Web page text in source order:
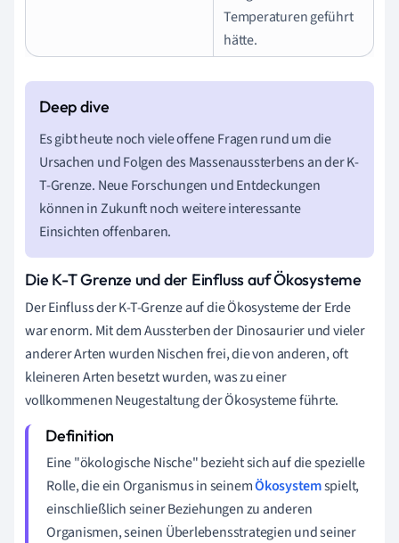
Temperaturen geführt
hätte.
Es gibt heute noch viele offene Fragen rund um die
Ursachen und Folgen des Massenaussterbens an der K-
T-Grenze. Neue Forschungen und Entdeckungen
können in Zukunft noch weitere interessante
Einsichten offenbaren.
Die K-T Grenze und der Einfluss auf Ökosysteme
Der Einfluss der K-T-Grenze auf die Ökosysteme der Erde
war enorm. Mit dem Aussterben der Dinosaurier und vieler
anderer Arten wurden Nischen frei, die von anderen, oft
kleineren Arten besetzt wurden, was zu einer
vollkommenen Neugestaltung der Ökosysteme führte.
Eine "ökologische Nische" bezieht sich auf die spezielle
Rolle, die ein Organismus in seinemÖkosystemspielt,
einschließlich seiner Beziehungen zu anderen
Organismen, seinen Überlebensstrategien und seiner